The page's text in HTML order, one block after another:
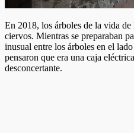
En 2018, los árboles de la vida
ciervos. Mientras se preparaban
inusual entre los árboles en el
pensaron que era una caja
desconcertante.